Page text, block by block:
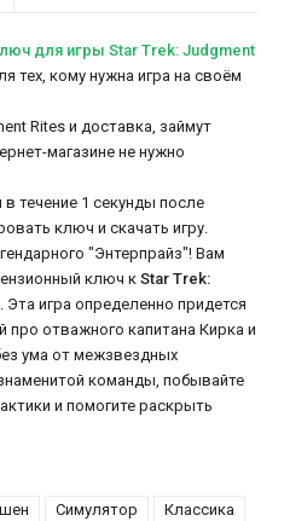
для игры Star Trek: Judgment
тех, кому нужна игра на своём
Rites и доставка, займут
магазине не нужно
течение 1 секунды после
ключ и скачать игру.
"Энтерпрайз"! Вам
ключ кStar Trek:
Эта игра определенно придется
про отважного капитана Кирка и
ума от межзвездных
команды, побывайте
и помогите раскрыть
Симулятор Классика